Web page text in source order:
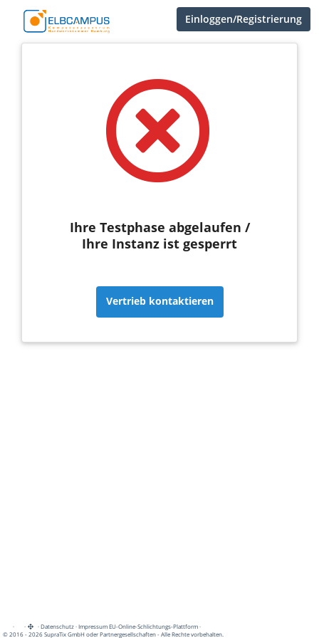
Einloggen/Registrierung
Ihre Testphase abgelaufen /
Ihre Instanz ist gesperrt
Vertrieb kontaktieren
· · ·Datenschutz·Impressum EU-Online-Schlichtungs-Plattform·
© 2016 - 2026 SupraTix GmbH oder Partnergesellschaften - Alle Rechte vorbehalten.